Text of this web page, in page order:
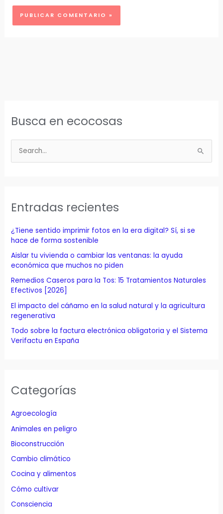
Busca en ecocosas
r
p
o
r
:
Entradas recientes
¿Tiene sentido imprimir fotos en la era digital? Sí, si se
hace de forma sostenible
Aislar tu vivienda o cambiar las ventanas: la ayuda
económica que muchos no piden
Remedios Caseros para la Tos: 15 Tratamientos Naturales
Efectivos [2026]
El impacto del cáñamo en la salud natural y la agricultura
regenerativa
Todo sobre la factura electrónica obligatoria y el Sistema
Verifactu en España
Categorías
Agroecología
Animales en peligro
Bioconstrucción
Cambio climático
Cocina y alimentos
Cómo cultivar
Consciencia